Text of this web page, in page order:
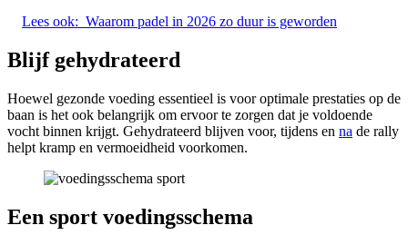
Lees ook: Waarom padel in 2026 zo duur is geworden
Blijf gehydrateerd
Hoewel gezonde voeding essentieel is voor optimale prestaties op de
baan is het ook belangrijk om ervoor te zorgen dat je voldoende
vocht binnen krijgt. Gehydrateerd blijven voor, tijdens en na de rally
helpt kramp en vermoeidheid voorkomen.
Een sport voedingsschema